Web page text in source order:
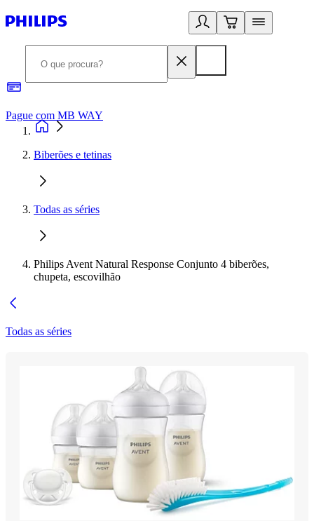
Pague com MB WAY
Biberões e tetinas
Todas as séries
Philips Avent Natural Response Conjunto 4 biberões,
chupeta, escovilhão
Todas as séries